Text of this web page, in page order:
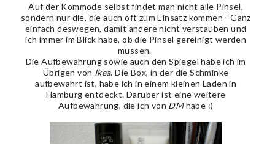
Auf der Kommode selbst findet man nicht alle Pinsel,
sondern nur die, die auch oft zum Einsatz kommen - Ganz
einfach deswegen, damit andere nicht verstauben und
ich immer im Blick habe, ob die Pinsel gereinigt werden
müssen.
Die Aufbewahrung sowie auch den Spiegel habe ich im
Übrigen von Ikea. Die Box, in der die Schminke
aufbewahrt ist, habe ich in einem kleinen Laden in
Hamburg entdeckt. Darüber ist eine weitere
Aufbewahrung, die ich von DMhabe :)